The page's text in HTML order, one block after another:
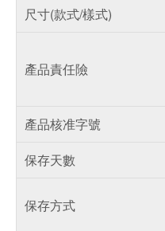
尺寸(款式/樣式)
產品責任險
產品核准字號
保存天數
保存方式